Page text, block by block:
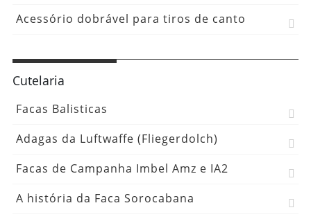
Acessório dobrável para tiros de canto
Cutelaria
Facas Balisticas
Adagas da Luftwaffe (Fliegerdolch)
Facas de Campanha Imbel Amz e IA2
A história da Faca Sorocabana